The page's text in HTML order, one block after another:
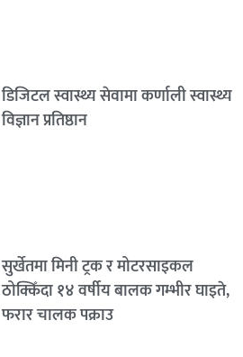
डिजिटल स्वास्थ्य सेवामा कर्णाली स्वास्थ्य
विज्ञान प्रतिष्ठान
सुर्खेतमा मिनी ट्रक र मोटरसाइकल
ठोक्किँदा १४ वर्षीय बालक गम्भीर घाइते,
फरार चालक पक्राउ